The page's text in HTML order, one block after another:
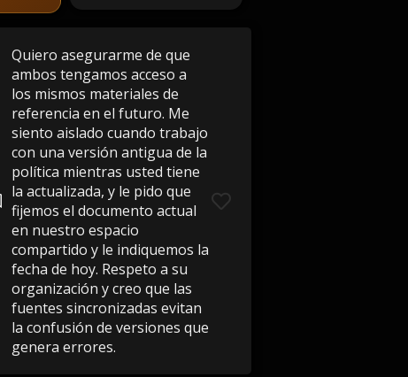
Quiero asegurarme de que
ambos tengamos acceso a
los mismos materiales de
referencia en el futuro. Me
siento aislado cuando trabajo
con una versión antigua de la
política mientras usted tiene
la actualizada, y le pido que
fijemos el documento actual
en nuestro espacio
compartido y le indiquemos la
fecha de hoy. Respeto a su
organización y creo que las
fuentes sincronizadas evitan
la confusión de versiones que
genera errores.